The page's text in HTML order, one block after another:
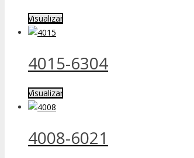
Visualizar
4015-6304
Visualizar
4008-6021